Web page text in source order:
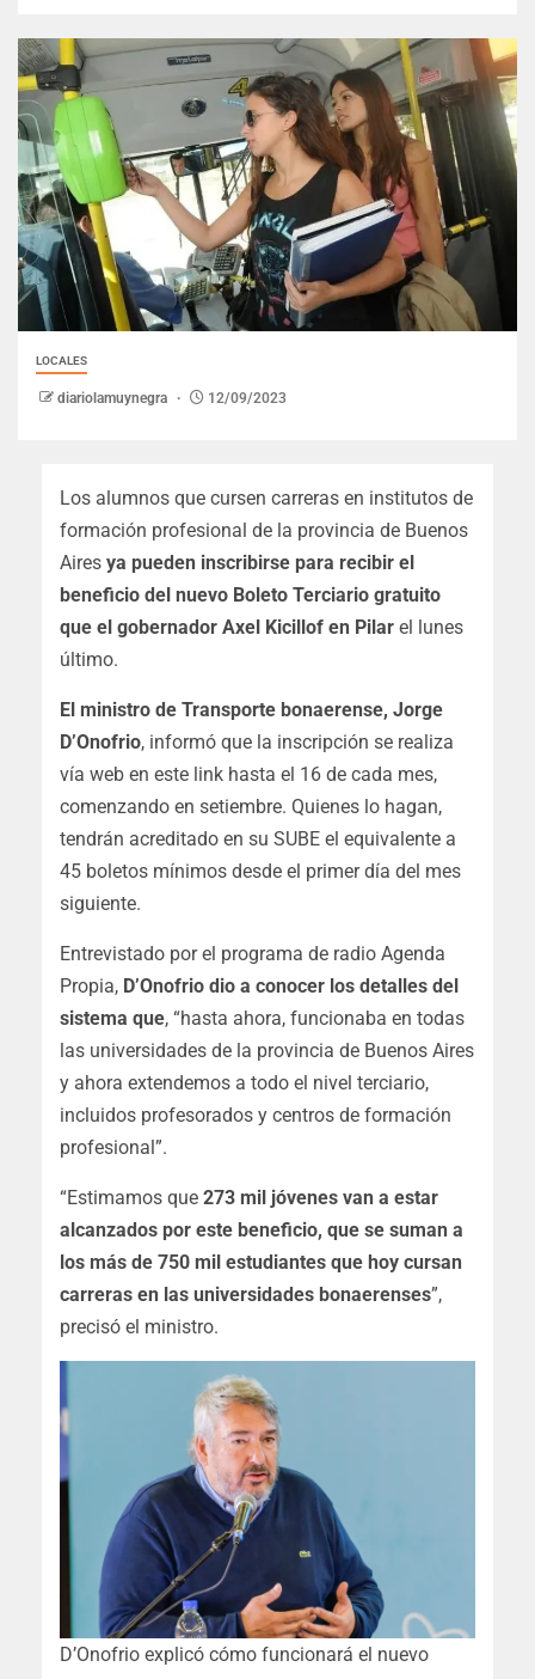
LOCALES
diariolamuynegra 12/09/2023
Los alumnos que cursen carreras en institutos de
formación profesional de la provincia de Buenos
Aires ya pueden inscribirse para recibir el
beneficio del nuevo Boleto Terciario gratuito
que el gobernador Axel Kicillof en Pilar el lunes
último.
El ministro de Transporte bonaerense, Jorge
D’Onofrio, informó que la inscripción se realiza
vía web en este link hasta el 16 de cada mes,
comenzando en setiembre. Quienes lo hagan,
tendrán acreditado en su SUBE el equivalente a
45 boletos mínimos desde el primer día del mes
siguiente.
Entrevistado por el programa de radio Agenda
Propia, D’Onofrio dio a conocer los detalles del
sistema que, “hasta ahora, funcionaba en todas
las universidades de la provincia de Buenos Aires
y ahora extendemos a todo el nivel terciario,
incluidos profesorados y centros de formación
profesional”.
“Estimamos que 273 mil jóvenes van a estar
alcanzados por este beneficio, que se suman a
los más de 750 mil estudiantes que hoy cursan
carreras en las universidades bonaerenses”,
precisó el ministro.
D’Onofrio explicó cómo funcionará el nuevo